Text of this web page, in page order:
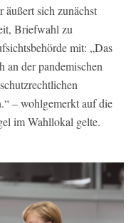
äußert sich zunächst
Briefwahl zu
mit: „Das
an der pandemischen
– wohlgemerkt auf die
im Wahllokal gelte.